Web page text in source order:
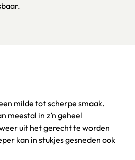
milde tot scherpe smaak.
meestal in z’n geheel
uit het gerecht te worden
kan in stukjes gesneden ook